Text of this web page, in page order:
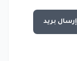
إرسال بريد